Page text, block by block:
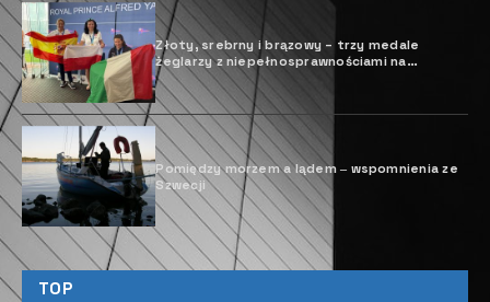
Złoty, srebrny i brązowy – trzy medale
żeglarzy z niepełnosprawnościami na
Mistrzostwach Świata w klasie Hansa 303!
Pomiędzy morzem a lądem ‒ wspomnienia ze
Szwecji
TOP